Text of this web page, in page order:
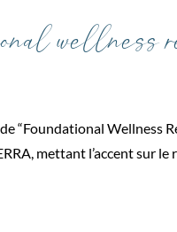
wellness
“Foundational Wellness
mettant l’accent sur